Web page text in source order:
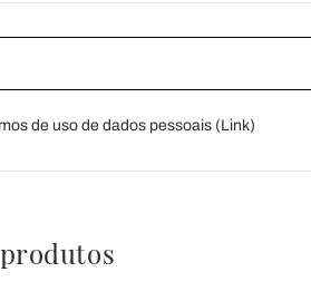
de uso de dados pessoais (Link)